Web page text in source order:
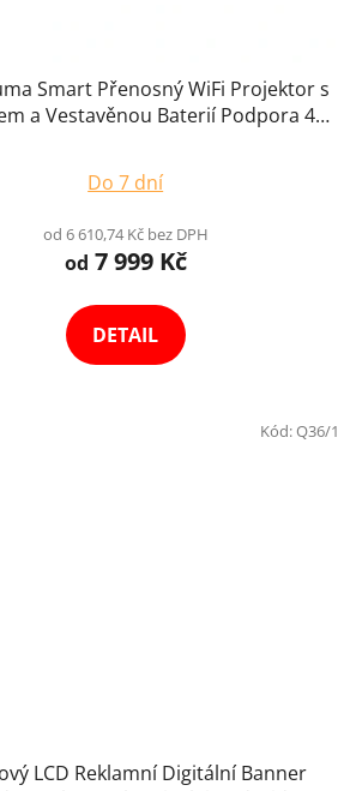
Smart Přenosný WiFi Projektor s
a Vestavěnou Baterií Podpora 4K
Do 7 dní
od 6 610,74 Kč bez DPH
od 7 999 Kč
DETAIL
LCD Reklamní Digitální Banner
Kód:Q36/1